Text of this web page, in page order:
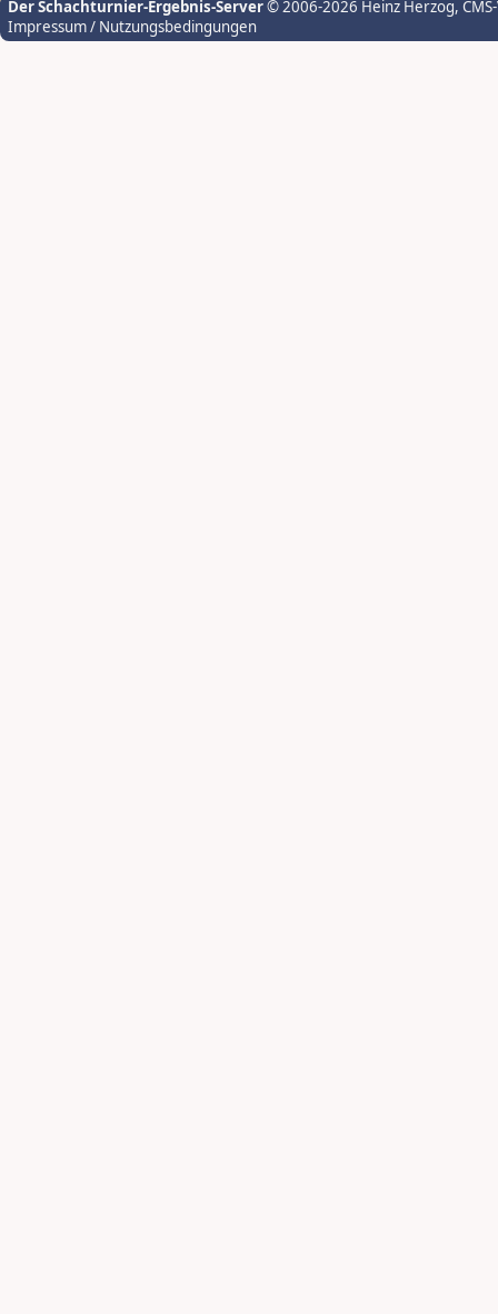
Der Schachturnier-Ergebnis-Server© 2006-2026 Heinz Herzog,
Impressum / Nutzungsbedingungen